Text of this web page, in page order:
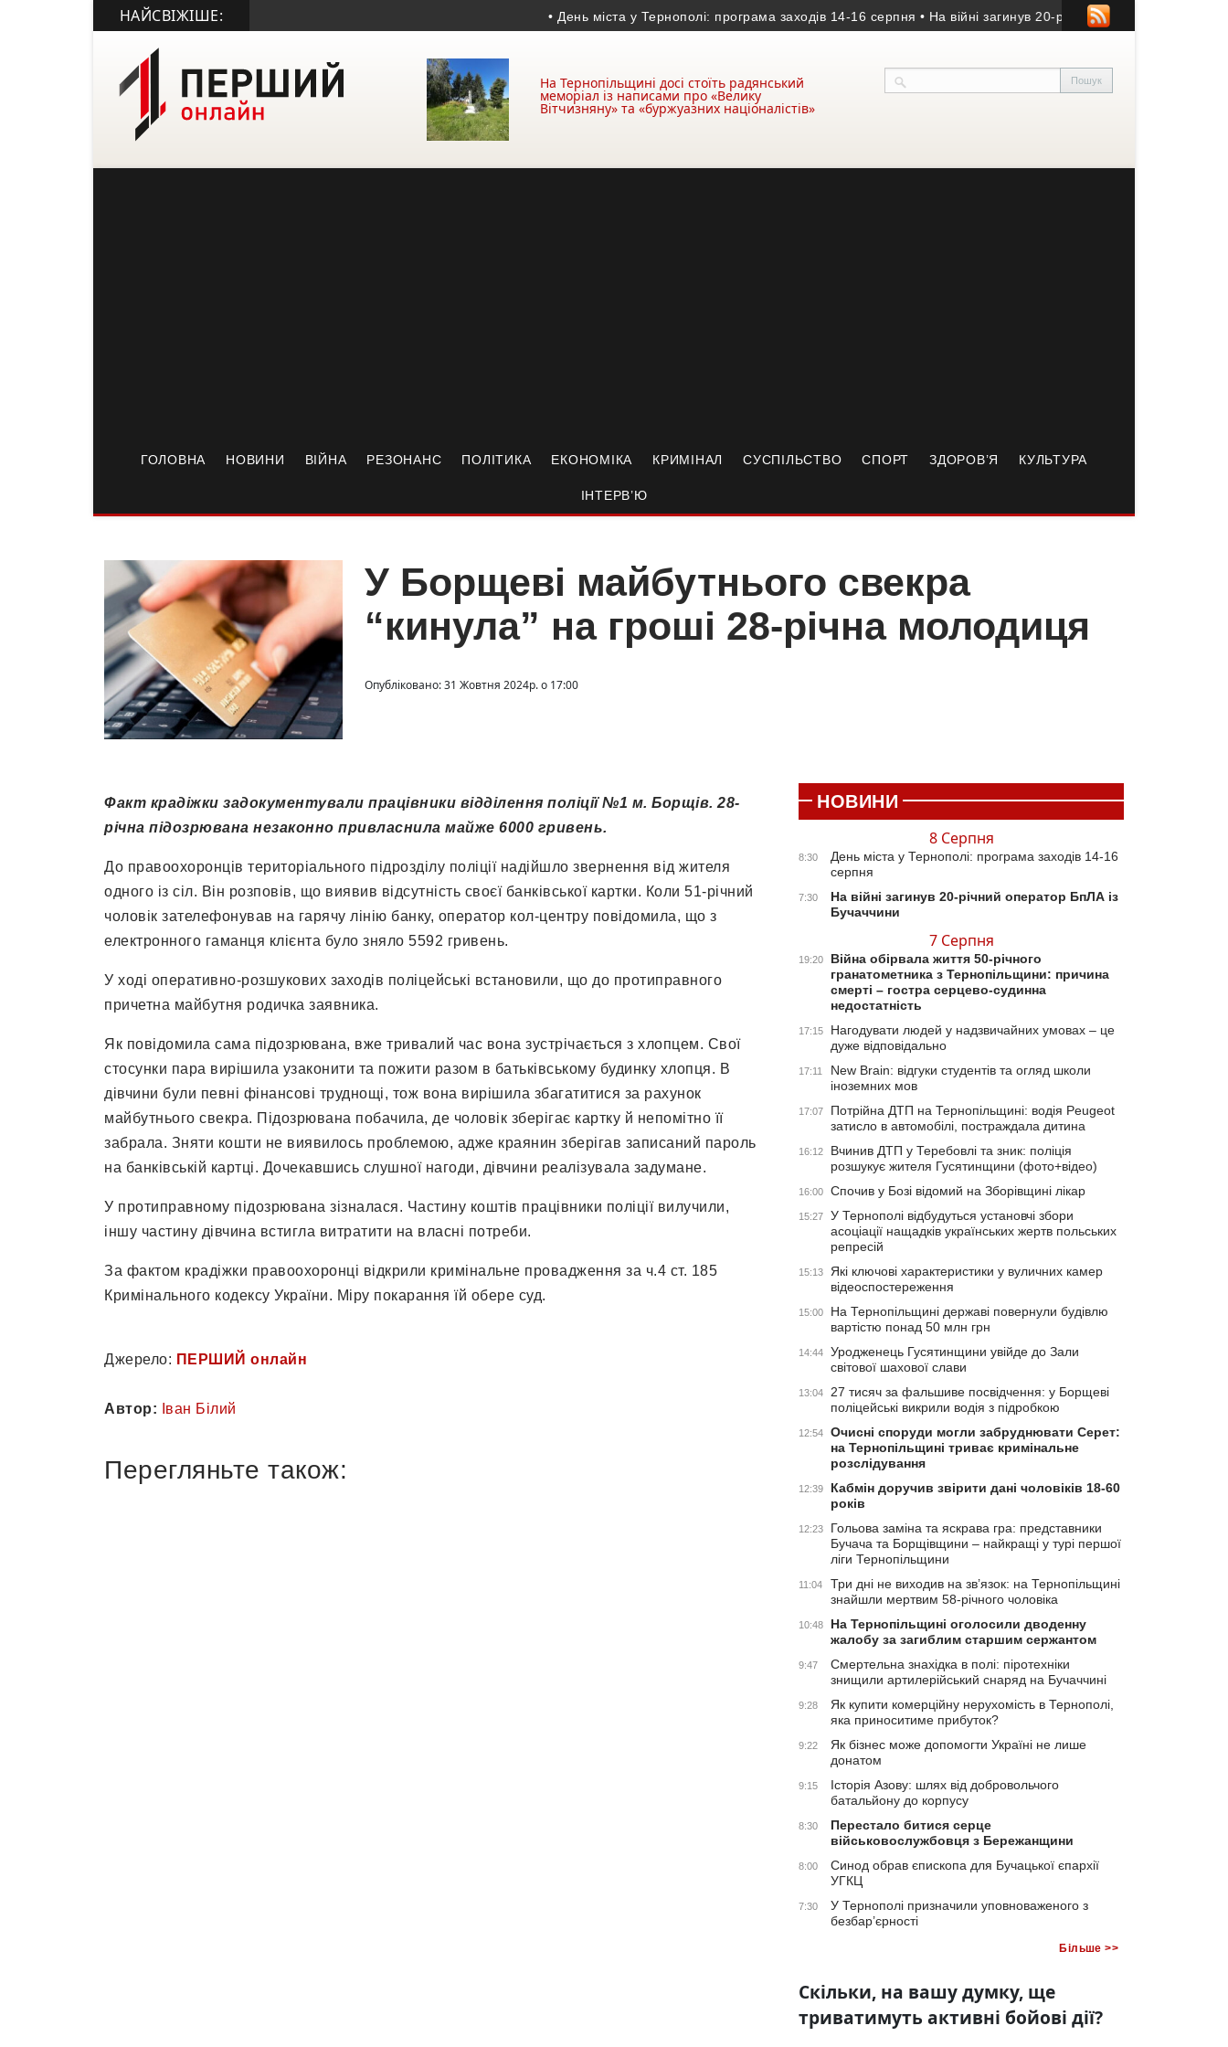
НАЙСВІЖІШЕ: • День міста у Тернополі: програма заходів 14-16 серпня • На війні загинув 20-річний оператор БпЛА із
На Тернопільщині досі стоїть радянський
меморіал із написами про «Велику
Вітчизняну» та «буржуазних націоналістів»
ГОЛОВНА НОВИНИ ВІЙНА РЕЗОНАНС ПОЛІТИКА ЕКОНОМІКА КРИМІНАЛ СУСПІЛЬСТВО СПОРТ ЗДОРОВ’Я КУЛЬТУРА
ІНТЕРВ’Ю
У Борщеві майбутнього свекра
“кинула” на гроші 28-річна молодиця
Опубліковано: 31 Жовтня 2024р. о 17:00
Факт крадіжки задокументували працівники відділення поліції №1 м. Борщів. 28-
річна підозрювана незаконно привласнила майже 6000 гривень.
До правоохоронців територіального підрозділу поліції надійшло звернення від жителя
одного із сіл. Він розповів, що виявив відсутність своєї банківської картки. Коли 51-річний
чоловік зателефонував на гарячу лінію банку, оператор кол-центру повідомила, що з
електронного гаманця клієнта було зняло 5592 гривень.
У ході оперативно-розшукових заходів поліцейські встановили, що до протиправного
причетна майбутня родичка заявника.
Як повідомила сама підозрювана, вже тривалий час вона зустрічається з хлопцем. Свої
стосунки пара вирішила узаконити та пожити разом в батьківському будинку хлопця. В
дівчини були певні фінансові труднощі, тож вона вирішила збагатитися за рахунок
майбутнього свекра. Підозрювана побачила, де чоловік зберігає картку й непомітно її
забрала. Зняти кошти не виявилось проблемою, адже краянин зберігав записаний пароль
на банківській картці. Дочекавшись слушної нагоди, дівчини реалізувала задумане.
У протиправному підозрювана зізналася. Частину коштів працівники поліції вилучили,
іншу частину дівчина встигла витратити на власні потреби.
За фактом крадіжки правоохоронці відкрили кримінальне провадження за ч.4 ст. 185
Кримінального кодексу України. Міру покарання їй обере суд.
Джерело: ПЕРШИЙ онлайн
Автор: Іван Білий
Перегляньте також:
НОВИНИ
8 Серпня
8:30
День міста у Тернополі: програма заходів 14-16
серпня
7:30
На війні загинув 20-річний оператор БпЛА із
Бучаччини
7 Серпня
19:20
Війна обірвала життя 50-річного
гранатометника з Тернопільщини: причина
смерті – гостра серцево-судинна
недостатність
17:15
Нагодувати людей у надзвичайних умовах – це
дуже відповідально
17:11
New Brain: відгуки студентів та огляд школи
іноземних мов
17:07
Потрійна ДТП на Тернопільщині: водія Peugeot
затисло в автомобілі, постраждала дитина
16:12
Вчинив ДТП у Теребовлі та зник: поліція
розшукує жителя Гусятинщини (фото+відео)
16:00 Спочив у Бозі відомий на Зборівщині лікар
15:27
У Тернополі відбудуться установчі збори
асоціації нащадків українських жертв польських
репресій
15:13
Які ключові характеристики у вуличних камер
відеоспостереження
15:00
На Тернопільщині державі повернули будівлю
вартістю понад 50 млн грн
14:44
Уродженець Гусятинщини увійде до Зали
світової шахової слави
13:04
27 тисяч за фальшиве посвідчення: у Борщеві
поліцейські викрили водія з підробкою
12:54
Очисні споруди могли забруднювати Серет:
на Тернопільщині триває кримінальне
розслідування
12:39
Кабмін доручив звірити дані чоловіків 18-60
років
12:23
Гольова заміна та яскрава гра: представники
Бучача та Борщівщини – найкращі у турі першої
ліги Тернопільщини
11:04
Три дні не виходив на зв’язок: на Тернопільщині
знайшли мертвим 58-річного чоловіка
10:48
На Тернопільщині оголосили дводенну
жалобу за загиблим старшим сержантом
9:47
Смертельна знахідка в полі: піротехніки
знищили артилерійський снаряд на Бучаччині
9:28
Як купити комерційну нерухомість в Тернополі,
яка приноситиме прибуток?
9:22
Як бізнес може допомогти Україні не лише
донатом
9:15
Історія Азову: шлях від добровольчого
батальйону до корпусу
8:30
Перестало битися серце
військовослужбовця з Бережанщини
8:00
Синод обрав єпископа для Бучацької єпархії
УГКЦ
7:30
У Тернополі призначили уповноваженого з
безбар’єрності
Більше >>
Скільки, на вашу думку, ще
триватимуть активні бойові дії?